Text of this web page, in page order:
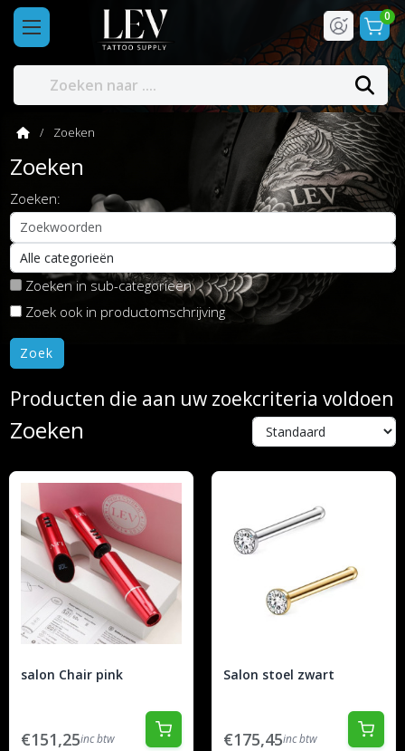
0
Zoeken
Zoeken
Zoeken:
Zoeken in sub-categorieën
Zoek ook in productomschrijving
Producten die aan uw zoekcriteria voldoen
Zoeken
salon Chair pink
€151,25inc btw
Salon stoel zwart
€175,45inc btw